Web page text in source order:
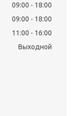
09:00
18:00
09:00
18:00
11:00
16:00
Выходной